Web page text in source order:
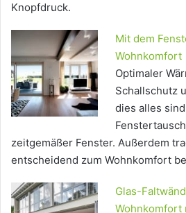
Knopfdruck.
Mit dem
Wohnkomfort
Optimaler
Schallschutz
dies alles
zeitgemäßer Fenster. Außerdem
entscheidend zum Wohnkomfort
Glas-
Wohnkomfort